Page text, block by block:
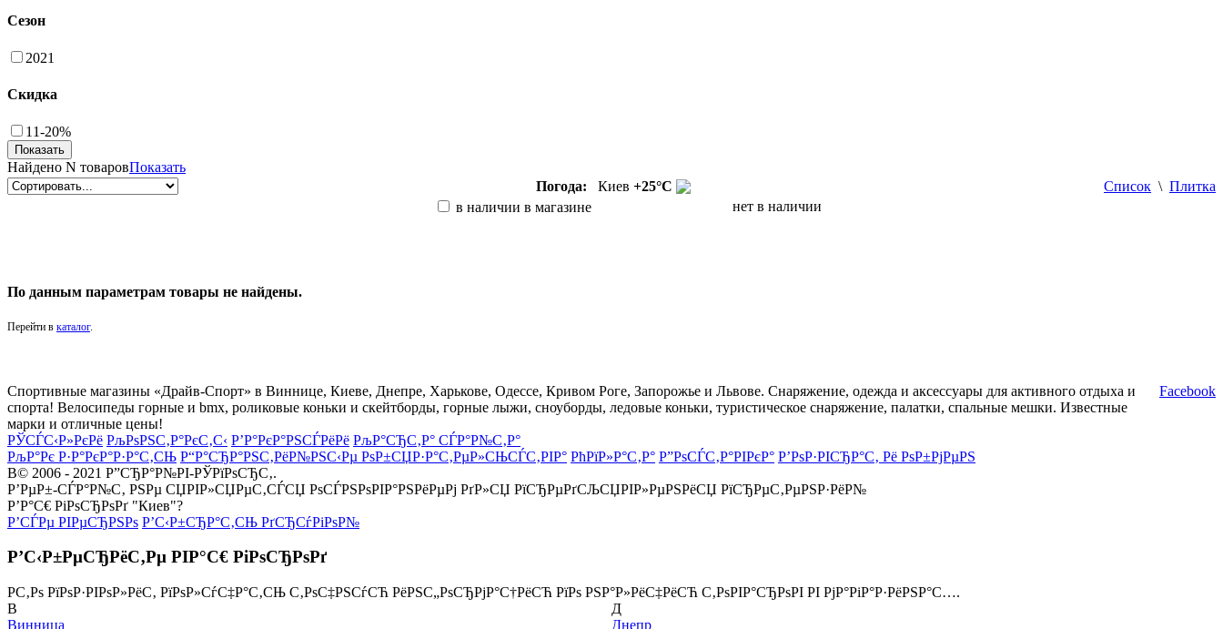
Сезон
2021
Скидка
11-20%
Найдено N товаровПоказать
Погода:
Киев +25°С Список \ Плитка
в наличии в магазине
нет в наличии
По данным параметрам товары не найдены.
Перейти в каталог.
Спортивные магазины «Драйв-Спорт» в Виннице, Киеве, Днепре, Харькове, Одессе, Кривом Роге, Запорожье и Львове. Снаряжение, одежда и аксессуары для активного отдыха и
спорта! Велосипеды горные и bmx, роликовые коньки и скейтборды, горные лыжи, сноуборды, ледовые коньки, туристическое снаряжение, палатки, спальные мешки. Известные
марки и отличные цены!
Facebook
РЎСЃС‹Р»РєРё РљРѕРЅС‚Р°РєС‚С‹ Р’Р°РєР°РЅСЃРёРё РљР°СЂС‚Р° СЃР°Р№С‚Р°
РљР°Рє Р·Р°РєР°Р·Р°С‚СЊ Р“Р°СЂР°РЅС‚РёР№РЅС‹Рµ РѕР±СЏР·Р°С‚РµР»СЊСЃС‚РІР° РћРїР»Р°С‚Р° Р”РѕСЃС‚Р°РІРєР° Р’РѕР·РІСЂР°С‚ Рё РѕР±РјРµРЅ
В© 2006 - 2021 Р”СЂР°Р№РІ-РЎРїРѕСЂС‚.
Р’РµР±-СЃР°Р№С‚ РЅРµ СЏРІР»СЏРµС‚СЃСЏ РѕСЃРЅРѕРІР°РЅРёРµРј РґР»СЏ РїСЂРµРґСЉСЏРІР»РµРЅРёСЏ РїСЂРµС‚РµРЅР·РёР№
Р’Р°С€ РіРѕСЂРѕРґ "Киев"?
Р’СЃРµ РІРµСЂРЅРѕ Р’С‹Р±СЂР°С‚СЊ РґСЂСѓРіРѕР№
Р’С‹Р±РµСЂРёС‚Рµ РІР°С€ РіРѕСЂРѕРґ
Р­С‚Рѕ РїРѕР·РІРѕР»РёС‚ РїРѕР»СѓС‡Р°С‚СЊ С‚РѕС‡РЅСѓСЋ РёРЅС„РѕСЂРјР°С†РёСЋ РїРѕ РЅР°Р»РёС‡РёСЋ С‚РѕРІР°СЂРѕРІ РІ РјР°РіР°Р·РёРЅР°С….
В
Винница
Д
Днепр